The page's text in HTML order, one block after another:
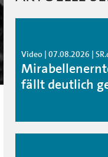
Video | 07.08.2026 |
fällt deutlich